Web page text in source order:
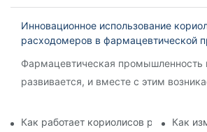
Инновационное использование
расходомеров в фармацевтической
Фармацевтическая промышленность
развивается, и вместе с этим
процессов и обеспечения точности.
Как работает кориолисов Как